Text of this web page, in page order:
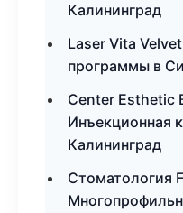
Калининград
Laser Vita
программы в
Center Esthetic
Инъекционная
Калининград
Стоматология